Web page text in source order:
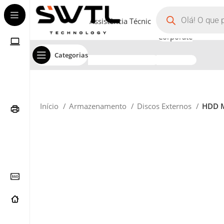
Categorias
Assistência Técnica
Corporate
Início Armazenamento Discos Externos HDD